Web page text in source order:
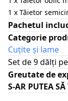
1 x Tăietor
Pachetul
Categorie
Cuțite și lame
Set de 9 dălți
Greutate de
S-AR PUTEA